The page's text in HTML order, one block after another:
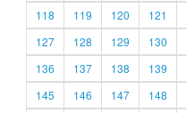
118
119 120 121
127
128 129 130
136
137 138 139
145
146 147 148